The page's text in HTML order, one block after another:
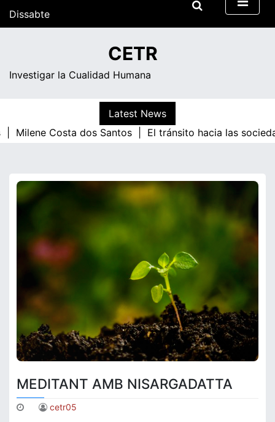
Dissabte
CETR
Investigar la Cualidad Humana
Latest News
Milene Costa dos Santos | El tránsito hacia las
MEDITANT AMB NISARGADATTA
cetr05